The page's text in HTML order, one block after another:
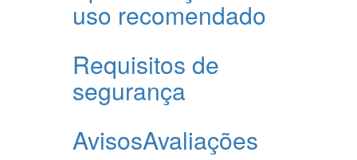
uso recomendado
Requisitos de
segurança
AvisosAvaliações